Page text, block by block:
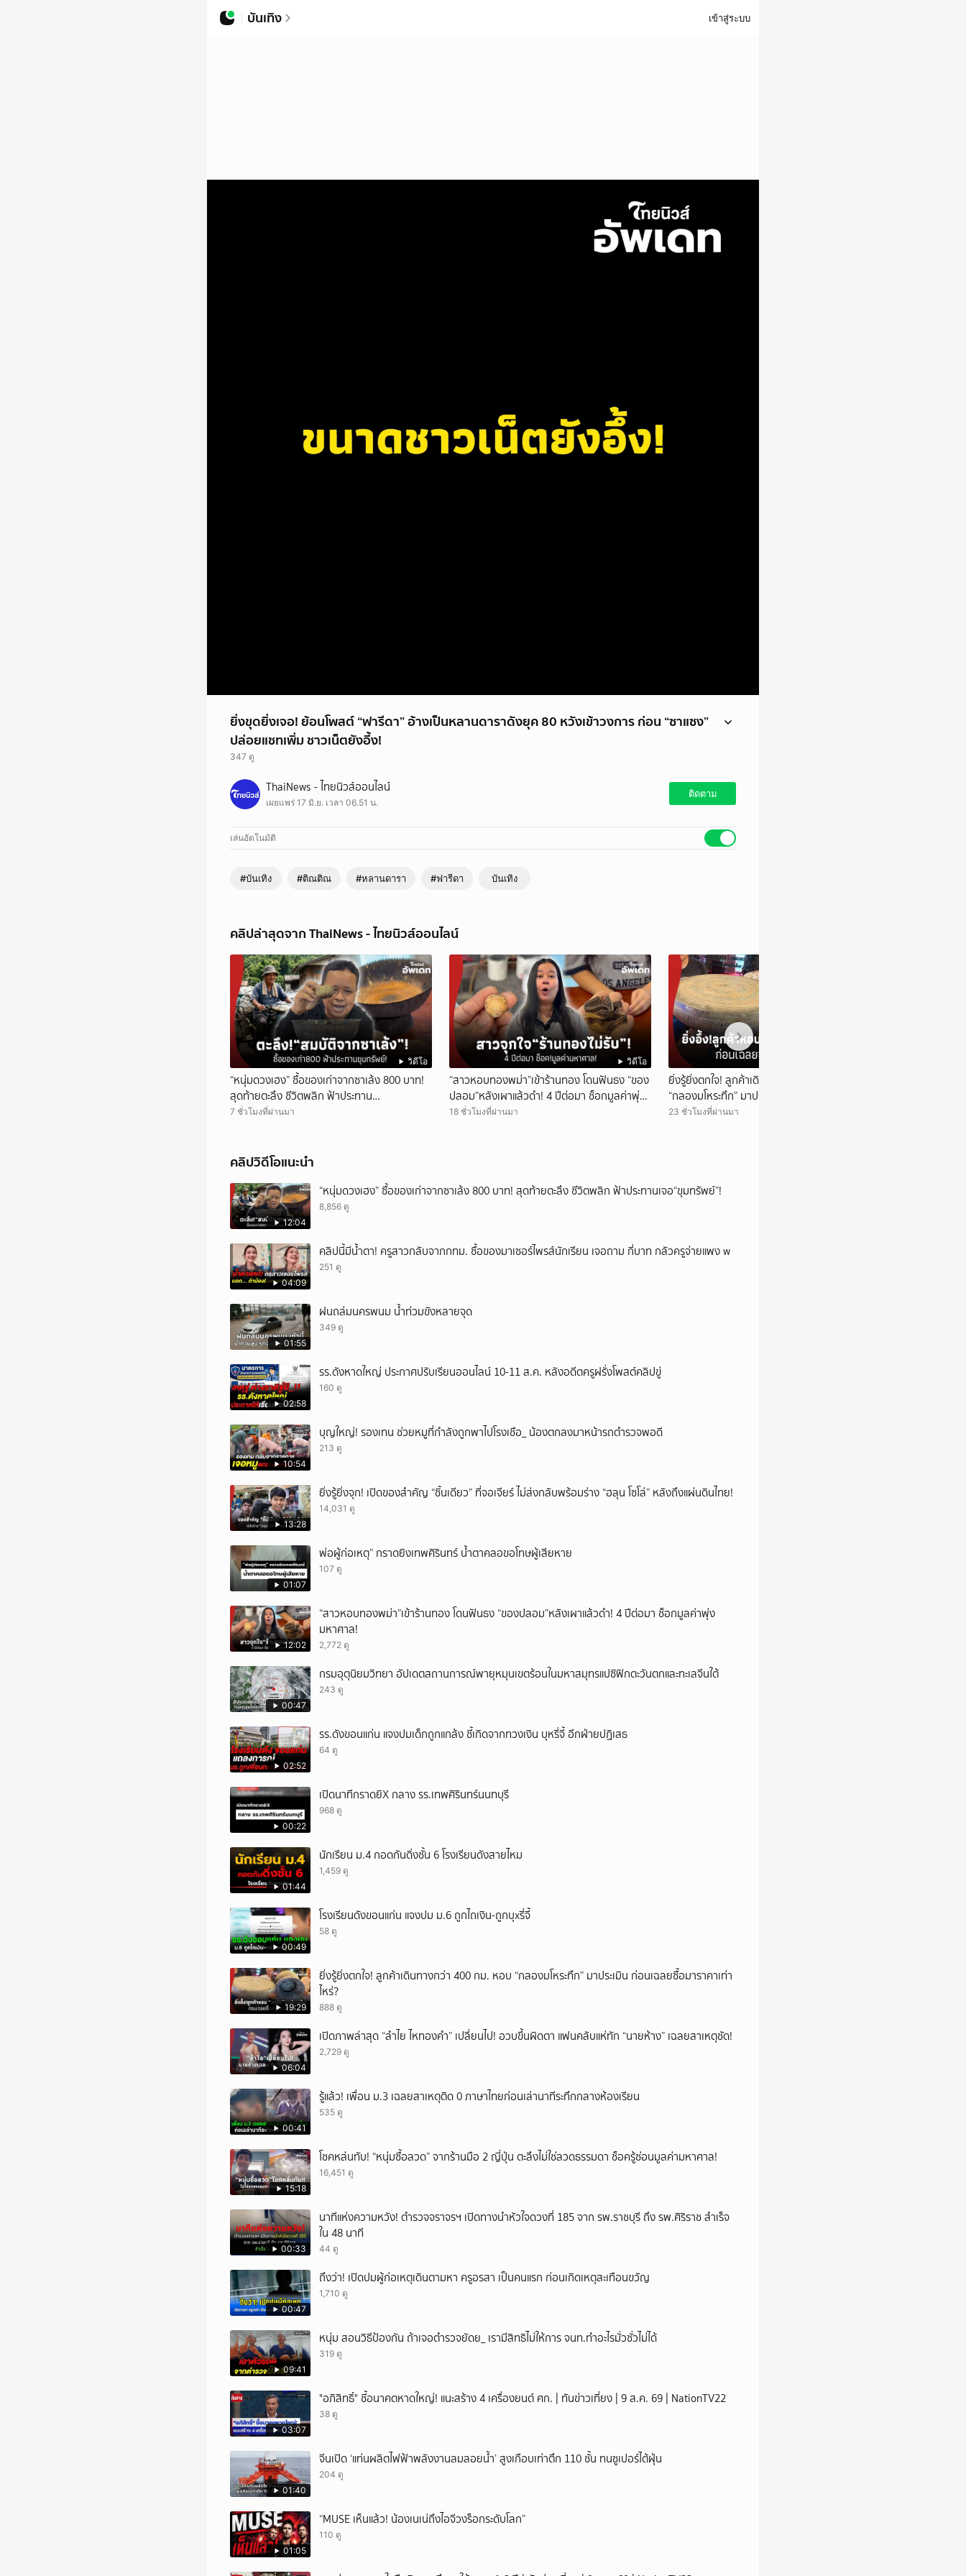
บันเทิง เข้าสู่ระบบ
ยิ่งขุดยิ่งเจอ! ย้อนโพสต์ “ฟารีดา” อ้างเป็นหลานดาราดังยุค 80 หวังเข้าวงการ ก่อน “ซาแซง”
ปล่อยแชทเพิ่ม ชาวเน็ตยังอึ้ง!
347 ดู
ยิ่งขุดยิ่งเจอ! ย้อนโพสต์ “ฟารีดา” อ้างเป็นหลานดาราดังยุค 80 หวังเข้าวงการ ก่อน “ซาแซง” ปล่อยแชทเพิ่ม ชาวเน็ตยังอึ้ง!
ThaiNews - ไทยนิวส์ออนไลน์
เผยแพร่ 17 มิ.ย. เวลา 06.51 น.
ติดตาม
เล่นอัตโนมัติ
#บันเทิง #ติณติณ #หลานดารา #ฟารีดา บันเทิง
คลิปล่าสุดจาก ThaiNews - ไทยนิวส์ออนไลน์
วิดีโอ
“หนุ่มดวงเฮง” ซื้อของเก่าจากซาเล้ง 800 บาท!
สุดท้ายตะลึง ชีวิตพลิก ฟ้าประทาน
เจอ“ขุมทรัพย์”!
7 ชั่วโมงที่ผ่านมา
วิดีโอ
“สาวหอบทองพม่า”เข้าร้านทอง โดนฟันธง “ของ
ปลอม”หลังเผาแล้วดำ! 4 ปีต่อมา ช็อกมูลค่าพุ่ง
มหาศาล!
18 ชั่วโมงที่ผ่านมา
ยิ่งรู้ยิ่งตกใจ! ลูกค้าเดินทางกว่า 400 กม. หอบ
“กลองมโหระทึก” มาประเมิน ก่อนเฉลยซื้อมา
ราคาเท่าไหร่?
23 ชั่วโมงที่ผ่านมา
คลิปวิดีโอแนะนำ
12:04
“หนุ่มดวงเฮง” ซื้อของเก่าจากซาเล้ง 800 บาท! สุดท้ายตะลึง ชีวิตพลิก ฟ้าประทานเจอ“ขุมทรัพย์”!
8,856 ดู
04:09
คลิปนี้มีน้ำตา! ครูสาวกลับจากกทม. ซื้อของมาเซอร์ไพรส์นักเรียน เจอถาม กี่บาท กลัวครูจ่ายแพง w
251 ดู
01:55
ฝนถล่มนครพนม น้ำท่วมขังหลายจุด
349 ดู
02:58
รร.ดังหาดใหญ่ ประกาศปรับเรียนออนไลน์ 10-11 ส.ค. หลังอดีตครูฝรั่งโพสต์คลิปขู่
160 ดู
10:54
บุญใหญ่! รองเทน ช่วยหมูที่กำลังถูกพาไปโรงเชือ_ น้องตกลงมาหน้ารถตำรวจพอดี
213 ดู
13:28
ยิ่งรู้ยิ่งจุก! เปิดของสำคัญ “ชิ้นเดียว” ที่จอเจียร์ ไม่ส่งกลับพร้อมร่าง “ฮลุน โซโล่” หลังถึงแผ่นดินไทย!
14,031 ดู
01:07
พ่อผู้ก่อเหตุ” กราดยิงเทพศิรินทร์ น้ำตาคลอขอโทษผู้เสียหาย
107 ดู
12:02
“สาวหอบทองพม่า”เข้าร้านทอง โดนฟันธง “ของปลอม”หลังเผาแล้วดำ! 4 ปีต่อมา ช็อกมูลค่าพุ่ง
มหาศาล!
2,772 ดู
00:47
กรมอุตุนิยมวิทยา อัปเดตสถานการณ์พายุหมุนเขตร้อนในมหาสมุทรแปซิฟิกตะวันตกและทะเลจีนใต้
243 ดู
02:52
รร.ดังขอนแก่น แจงปมเด็กถูกแกล้ง ชี้เกิดจากทวงเงิน บุหรี่จี้ อีกฝ่ายปฏิเสธ
64 ดู
00:22
เปิดนาทีกราดยิX กลาง รร.เทพศิรินทร์นนทบุรี
968 ดู
01:44
นักเรียน ม.4 กอดกันดิ่งชั้น 6 โรงเรียนดังสายไหม
1,459 ดู
00:49
โรงเรียนดังขอนแก่น แจงปม ม.6 ถูกไถเงิน-ถูกบุxรี่จี้
58 ดู
19:29
ยิ่งรู้ยิ่งตกใจ! ลูกค้าเดินทางกว่า 400 กม. หอบ “กลองมโหระทึก” มาประเมิน ก่อนเฉลยซื้อมาราคาเท่า
ไหร่?
888 ดู
06:04
เปิดภาพล่าสุด “ลำไย ไหทองคำ” เปลี่ยนไป! อวบขึ้นผิดตา แฟนคลับแห่ทัก “นายห้าง” เฉลยสาเหตุชัด!
2,729 ดู
00:41
รู้แล้ว! เพื่อน ม.3 เฉลยสาเหตุติด 0 ภาษาไทยก่อนเล่านาทีระทึกกลางห้องเรียน
535 ดู
15:18
โชคหล่นทับ! “หนุ่มซื้อลวด” จากร้านมือ 2 ญี่ปุ่น ตะลึงไม่ใช่ลวดธรรมดา ช็อครู้ซ่อนมูลค่ามหาศาล!
16,451 ดู
00:33
นาทีแห่งความหวัง! ตำรวจจราจรฯ เปิดทางนำหัวใจดวงที่ 185 จาก รพ.ราชบุรี ถึง รพ.ศิริราช สำเร็จ
ใน 48 นาที
44 ดู
00:47
ถึงว่า! เปิดปมผู้ก่อเหตุเดินตามหา ครูอรสา เป็นคนแรก ก่อนเกิดเหตุสะเทือนขวัญ
1,710 ดู
09:41
หนุ่ม สอนวิธีป้องกัน ถ้าเจอตำรวจยัดย_ เรามีสิทธิไม่ให้การ จนท.ทำอะไรมั่วซั่วไม่ได้
319 ดู
03:07
"อภิสิทธิ์" ชี้อนาคตหาดใหญ่! แนะสร้าง 4 เครื่องยนต์ ศก. | ทันข่าวเที่ยง | 9 ส.ค. 69 | NationTV22
38 ดู
01:40
จีนเปิด ‘แท่นผลิตไฟฟ้าพลังงานลมลอยน้ำ’ สูงเกือบเท่าตึก 110 ชั้น ทนซูเปอร์ไต้ฝุ่น
204 ดู
01:05
“MUSE เห็นแล้ว! น้องเนเน่ถึงไอจีวงร็อกระดับโลก”
110 ดู